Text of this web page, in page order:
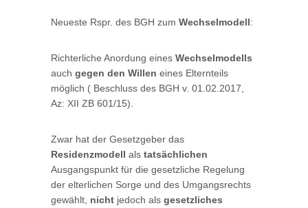
Neueste Rspr. des BGH zum Wechselmodell:
Richterliche Anordung eines Wechselmodells
auch gegen den Willen eines Elternteils
möglich ( Beschluss des BGH v. 01.02.2017,
Az: XII ZB 601/15).
Zwar hat der Gesetzgeber das
Residenzmodell als tatsächlichen
Ausgangspunkt für die gesetzliche Regelung
der elterlichen Sorge und des Umgangsrechts
gewählt, nicht jedoch als gesetzliches